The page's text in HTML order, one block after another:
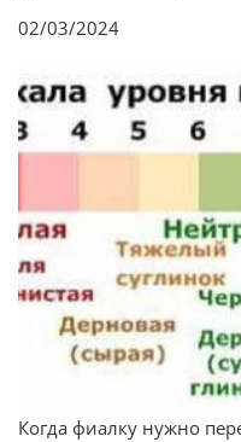
02/03/2024
Когда фиалку нужно